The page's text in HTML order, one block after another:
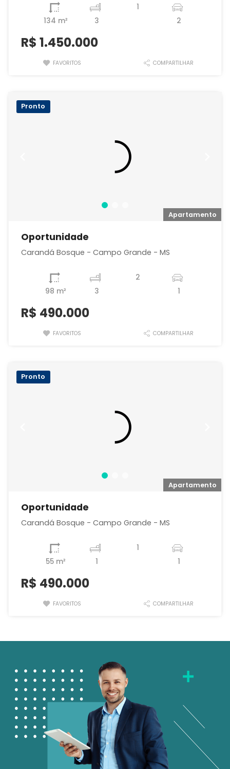
134 m² 3
1
2
R$ 1.450.000
FAVORITOS COMPARTILHAR
Apartamento
Pronto
Oportunidade
Carandá Bosque - Campo Grande - MS
98 m² 3
2
1
R$ 490.000
FAVORITOS COMPARTILHAR
Apartamento
Pronto
Oportunidade
Carandá Bosque - Campo Grande - MS
55 m² 1
1
1
R$ 490.000
FAVORITOS COMPARTILHAR